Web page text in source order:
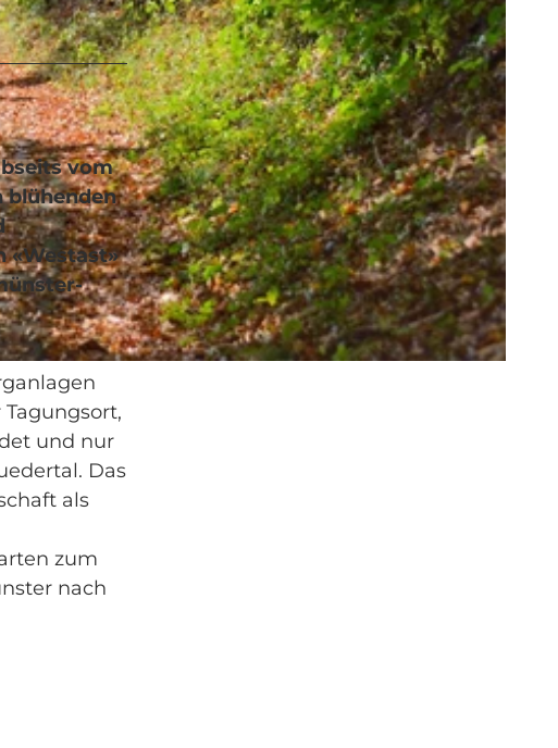
vom
blühenden
«Westast»
und nur
Das
als
zum
nach